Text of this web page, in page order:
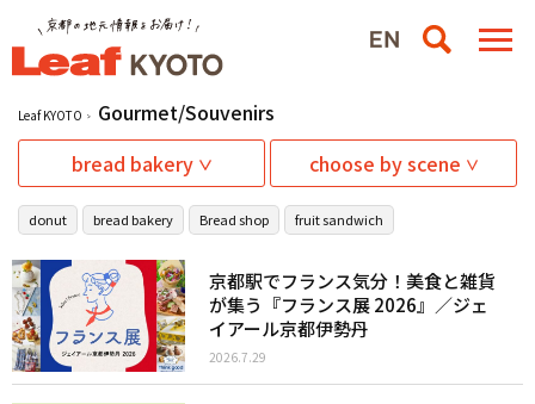
Leaf KYOTO
Gourmet/Souvenirs
bread bakery
choose by scene
donut bread bakery Bread shop fruit sandwich
京都駅でフランス気分！美食と雑貨
が集う『フランス展 2026』／ジェ
イアール京都伊勢丹
2026.7.29